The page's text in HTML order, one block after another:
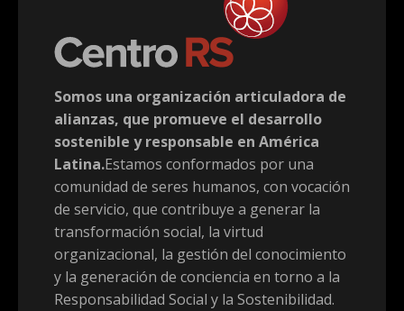
Somos una organización articuladora de
alianzas, que promueve el desarrollo
sostenible y responsable en América
Latina.Estamos conformados por una
comunidad de seres humanos, con vocación
de servicio, que contribuye a generar la
transformación social, la virtud
organizacional, la gestión del conocimiento
y la generación de conciencia en torno a la
Responsabilidad Social y la Sostenibilidad.